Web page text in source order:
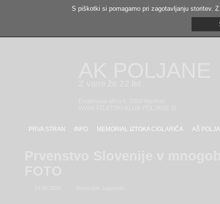
S piškotki si pomagamo pri zagotavljanju storitev.
PRVA STRAN INFO MEMORIAL IZTOKA CIGLARIČA AŠ